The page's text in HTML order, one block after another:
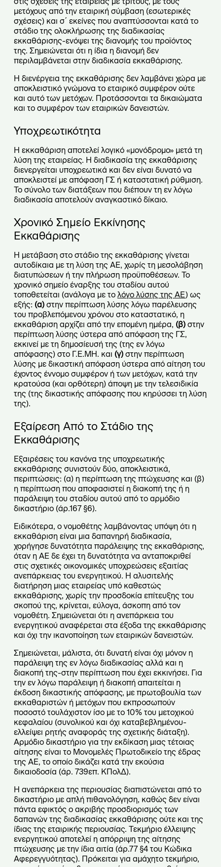
μετόχους από την εταιρική σύμβαση (εσωτερικές
σχέσεις) και σ΄ εκείνες που αναπτύσσονται κατά το
στάδιο της ολοκλήρωσης της διαδικασίας
εκκαθάρισης-ενόψει της διανομής του προϊόντος
της. Σημειώνεται ότι η ίδια η διανομή δεν
περιλαμβάνεται στην διαδικασία εκκαθάρισης.
Η διενέργεια της εκκαθάρισης δεν λαμβάνει χώρα με
αποκλειστικό γνώμονα το εταιρικό συμφέρον ούτε
και αυτό των μετόχων. Προτάσσονται τα δικαιώματα
και το συμφέρον των εταιρικών δανειστών.
Υποχρεωτικότητα
Η εκκαθάριση αποτελεί λογικό «μονόδρομο» μετά τη
λύση της εταιρείας. Η διαδικασία της εκκαθάρισης
διενεργείται υποχρεωτικά και δεν είναι δυνατό να
αποκλειστεί με απόφαση ΓΣ ή καταστατική ρύθμιση.
Το σύνολο των διατάξεων που διέπουν τη εν λόγω
διαδικασία αποτελούν αναγκαστικό δίκαιο.
Χρονικό Σημείο Εκκίνησης
Εκκαθάρισης
Η μετάβαση στο στάδιο της εκκαθάρισης γίνεται
αυτοδίκαια με τη λύση της ΑΕ, χωρίς τη μεσολάβηση
διατυπώσεων ή την πλήρωση προϋποθέσεων. Το
χρονικό σημείο έναρξης του σταδίου αυτού
τοποθετείται (ανάλογα με το λόγο λύσης της ΑΕ) ως
εξής: (α) στην περίπτωση λύσης λόγω παρέλευσης
του προβλεπόμενου χρόνου στο καταστατικό, η
εκκαθάριση αρχίζει από την επομένη ημέρα, (β) στην
περίπτωση λύσης ύστερα από απόφαση της ΓΣ,
εκκινεί με τη δημοσίευσή της (της εν λόγω
απόφασης) στο Γ.Ε.ΜΗ. και (γ) στην περίπτωση
λύσης με δικαστική απόφαση ύστερα από αίτηση του
έχοντος έννομο συμφέρον ή των μετόχων, κατά την
κρατούσα (και ορθότερη) άποψη με την τελεσιδικία
της (της δικαστικής απόφασης που κηρύσσει τη λύση
της).
Εξαίρεση Από το Στάδιο της
Εκκαθάρισης
Εξαιρέσεις του κανόνα της υποχρεωτικής
εκκαθάρισης συνιστούν δύο, αποκλειστικά,
περιπτώσεις: (α) η περίπτωση της πτώχευσης και (β)
η περίπτωση που αποφασιστεί η διακοπή της ή η
παράλειψη του σταδίου αυτού από το αρμόδιο
δικαστήριο (άρ.167 §6).
Ειδικότερα, ο νομοθέτης λαμβάνοντας υπόψη ότι η
εκκαθάριση είναι μια δαπανηρή διαδικασία,
χορήγησε δυνατότητα παράλειψης της εκκαθάρισης,
όταν η ΑΕ δε έχει τη δυνατότητα να ανταποκριθεί
στις σχετικές οικονομικές υποχρεώσεις εξαιτίας
ανεπάρκειας του ενεργητικού. Η αλυσιτελής
διατήρηση μιας εταιρείας υπό καθεστώς
εκκαθάρισης, χωρίς την προσδοκία επίτευξης του
σκοπού της, κρίνεται, εύλογα, άσκοπη από τον
νομοθέτη. Σημειώνεται ότι η ανεπάρκεια του
ενεργητικού αναφέρεται στα έξοδα της εκκαθάρισης
και όχι την ικανοποίηση των εταιρικών δανειστών.
Σημειώνεται, μάλιστα, ότι δυνατή είναι όχι μόνον η
παράλειψη της εν λόγω διαδικασίας αλλά και η
διακοπή της-στην περίπτωση που έχει εκκινήσει. Για
την εν λόγω παράλειψη ή διακοπή απαιτείται η
έκδοση δικαστικής απόφασης, με πρωτοβουλία των
εκκαθαριστών ή μετόχων που εκπροσωπούν
ποσοστό τουλάχιστον ίσο με το 10% του μετοχικού
κεφαλαίου (συνολικού και όχι καταβεβλημένου-
ελλείψει ρητής αναφοράς της σχετικής διάταξη).
Αρμόδιο δικαστήριο για την εκδίκαση μιας τέτοιας
αίτησης είναι το Μονομελές Πρωτοδικείο της έδρας
της ΑΕ, το οποίο δικάζει κατά την εκούσια
δικαιοδοσία (άρ. 739επ. ΚΠολΔ).
Η ανεπάρκεια της περιουσίας διαπιστώνεται από το
δικαστήριο με απλή πιθανολόγηση, καθώς δεν είναι
πάντα εφικτός ο ακριβής προσδιορισμός των
δαπανών της διαδικασίας εκκαθάρισης ούτε και της
ίδιας της εταιρικής περιουσίας. Τεκμήριο έλλειψης
ενεργητικού αποτελεί η απόρριψη της αίτησης
πτώχευσης με την ίδια αιτία (άρ.77 §4 του Κώδικα
Αφερεγγυότητας). Πρόκειται για αμάχητο τεκμήριο,